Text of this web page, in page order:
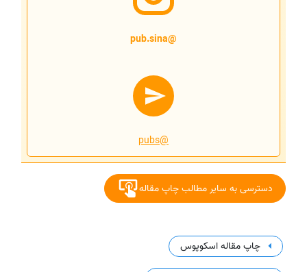
@pub.sina
@pubs
دسترسی به سایر مطالب چاپ مقاله
چاپ مقاله اسکوپوس